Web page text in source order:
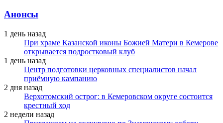
Анонсы
1 день назад
При храме Казанской иконы Божией Матери в Кемерове
открывается подростковый клуб
1 день назад
Центр подготовки церковных специалистов начал
приёмную кампанию
2 дня назад
Верхотомский острог: в Кемеровском округе состоится
крестный ход
2 недели назад